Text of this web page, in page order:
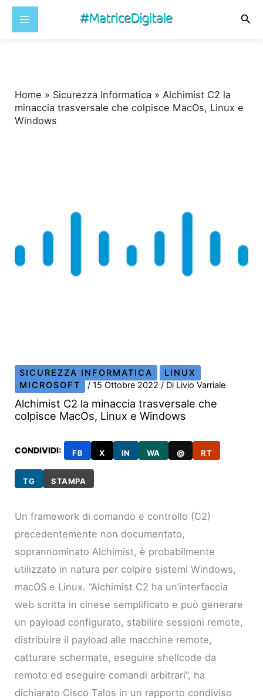
Home » Sicurezza Informatica »Alchimist C2 la
minaccia trasversale che colpisce MacOs, Linux e
Windows
SICUREZZA INFORMATICA
LINUX
MICROSOFT
/15 Ottobre 2022/ Di Livio Varriale
Alchimist C2 la minaccia trasversale che
colpisce MacOs, Linux e Windows
CONDIVIDI: FB X IN WA @ RT
TG STAMPA
Un framework di comando e controllo (C2)
precedentemente non documentato,
soprannominato Alchimist, è probabilmente
utilizzato in natura per colpire sistemi Windows,
macOS e Linux. “Alchimist C2 ha un’interfaccia
web scritta in cinese semplificato e può generare
un payload configurato, stabilire sessioni remote,
distribuire il payload alle macchine remote,
catturare schermate, eseguire shellcode da
remoto ed eseguire comandi arbitrari”, ha
dichiarato Cisco Talos in un rapporto condiviso